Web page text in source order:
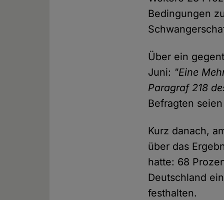
Bedingungen
Über ein
Juni: "Eine
Paragraf 218
Befragten
Kurz danach,
über das
hatte: 68
Deutschland
festhalten.